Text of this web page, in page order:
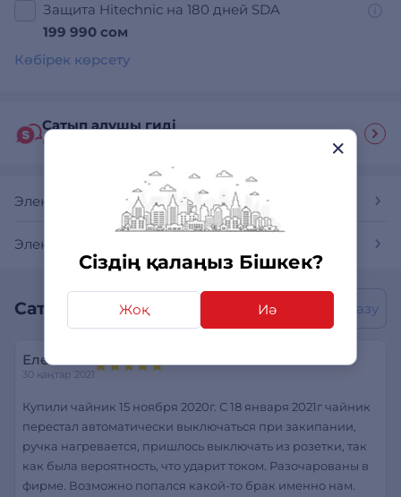
Сіздің қалаңыз Бішкек?
Жоқ Иә
Защита Hitechnic на 180 дней SDA
199 990 сом
Көбірек көрсету
Сатып алушы гиді
Ответы на часто задаваемые вопросы
Электр шайнектер
Электр шайнектер Vitek
Сатып алушылардың пікірлері Пікір жазу
Елена
30 қаңтар 2021
Купили чайник 15 ноября 2020г. С 18 января 2021г чайник
перестал автоматически выключаться при закипании,
ручка нагревается, пришлось выключать из розетки, так
как была вероятность, что ударит током. Разочарованы в
фирме. Возможно попался какой-то брак именно нам.